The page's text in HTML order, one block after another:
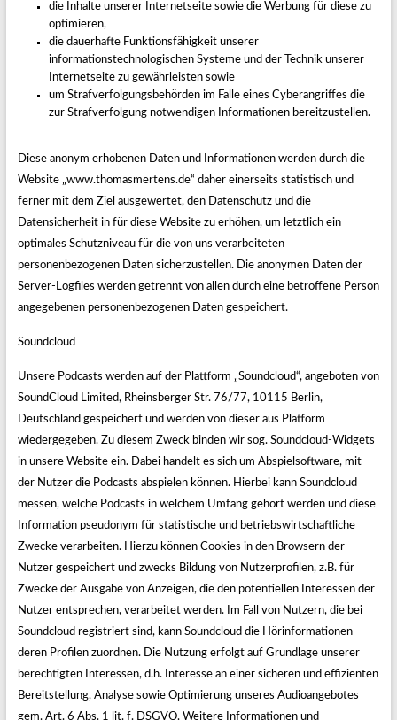
die Inhalte unserer Internetseite sowie die Werbung für diese zu
optimieren,
die dauerhafte Funktionsfähigkeit unserer
informationstechnologischen Systeme und der Technik unserer
Internetseite zu gewährleisten sowie
um Strafverfolgungsbehörden im Falle eines Cyberangriffes die
zur Strafverfolgung notwendigen Informationen bereitzustellen.
Diese anonym erhobenen Daten und Informationen werden durch die
Website „www.thomasmertens.de“ daher einerseits statistisch und
ferner mit dem Ziel ausgewertet, den Datenschutz und die
Datensicherheit in für diese Website zu erhöhen, um letztlich ein
optimales Schutzniveau für die von uns verarbeiteten
personenbezogenen Daten sicherzustellen. Die anonymen Daten der
Server-Logfiles werden getrennt von allen durch eine betroffene Person
angegebenen personenbezogenen Daten gespeichert.
Soundcloud
Unsere Podcasts werden auf der Plattform „Soundcloud“, angeboten von
SoundCloud Limited, Rheinsberger Str. 76/77, 10115 Berlin,
Deutschland gespeichert und werden von dieser aus Platform
wiedergegeben. Zu diesem Zweck binden wir sog. Soundcloud-Widgets
in unsere Website ein. Dabei handelt es sich um Abspielsoftware, mit
der Nutzer die Podcasts abspielen können. Hierbei kann Soundcloud
messen, welche Podcasts in welchem Umfang gehört werden und diese
Information pseudonym für statistische und betriebswirtschaftliche
Zwecke verarbeiten. Hierzu können Cookies in den Browsern der
Nutzer gespeichert und zwecks Bildung von Nutzerprofilen, z.B. für
Zwecke der Ausgabe von Anzeigen, die den potentiellen Interessen der
Nutzer entsprechen, verarbeitet werden. Im Fall von Nutzern, die bei
Soundcloud registriert sind, kann Soundcloud die Hörinformationen
deren Profilen zuordnen. Die Nutzung erfolgt auf Grundlage unserer
berechtigten Interessen, d.h. Interesse an einer sicheren und effizienten
Bereitstellung, Analyse sowie Optimierung unseres Audioangebotes
gem. Art. 6 Abs. 1 lit. f. DSGVO. Weitere Informationen und